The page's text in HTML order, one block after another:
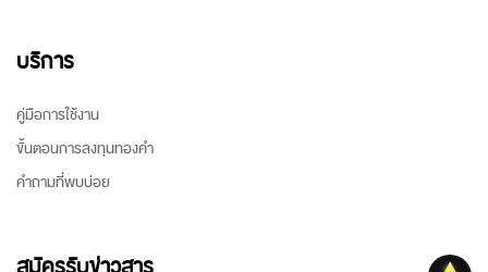
บริการ
คู่มือการใช้งาน
ขั้นตอนการลงทุนทองคำ
คำถามที่พบบ่อย